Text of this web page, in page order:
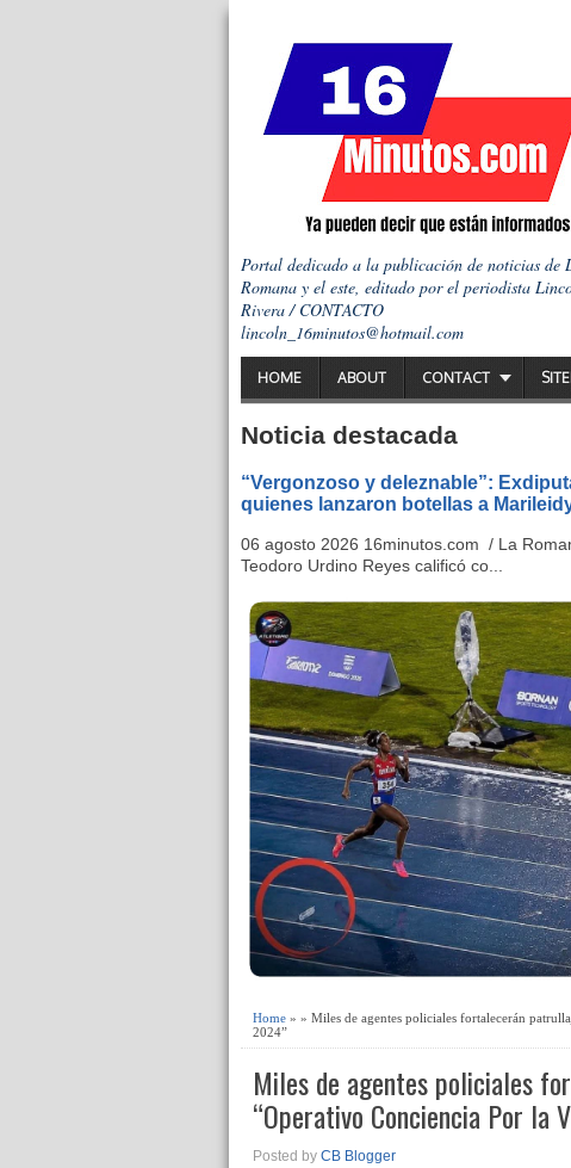
Portal dedicado a la publicación de noticias de
Romana y el este, editado por el periodista
Rivera / CONTACTO
lincoln_16minutos@hotmail.com
HOME ABOUT CONTACT
Noticia destacada
“Vergonzoso y deleznable”:
quienes lanzaron botellas a
06 agosto 2026 16minutos.com / La
Teodoro Urdino Reyes calificó co...
Home » » Miles de agentes policiales fortalecerán
2024”
Miles de agentes policiales
“Operativo Conciencia Por la
Posted by CB Blogger